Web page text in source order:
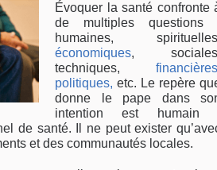
Évoquer la santé confronte
de multiples questions
humaines,
économiques,
techniques, financières
politiques, etc. Le repère
donne le pape dans
intention est humain
de santé. Il ne peut exister
et des communautés locales.